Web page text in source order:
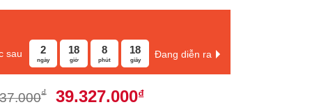
sau 2
ngày
18
giờ
8
phút
17
giây
Đang diễn ra
₫
Giá
39.327.000₫Giá